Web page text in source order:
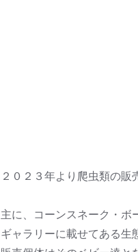
２０２３年より爬虫類の販
主に、コーンスネーク・ボ
ギャラリーに載せてある生